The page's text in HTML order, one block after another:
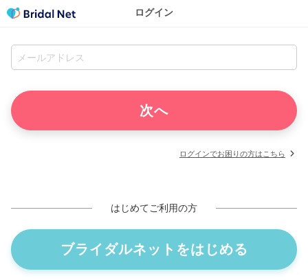
ログイン
ログインでお困りの方はこちら
はじめてご利用の方
ブライダルネットをはじめる